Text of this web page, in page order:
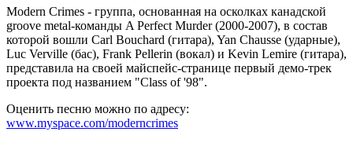
Modern Crimes - группа, основанная на осколках канадской
groove metal-команды A Perfect Murder (2000-2007), в состав
которой вошли Carl Bouchard (гитара), Yan Chausse (ударные),
Luc Verville (бас), Frank Pellerin (вокал) и Kevin Lemire (гитара),
представила на своей майспейс-странице первый демо-трек
проекта под названием "Class of '98".
Оценить песню можно по адресу:
www.myspace.com/moderncrimes